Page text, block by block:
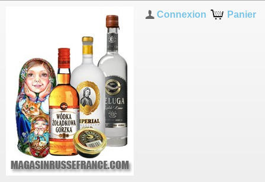
Panier
Connexion